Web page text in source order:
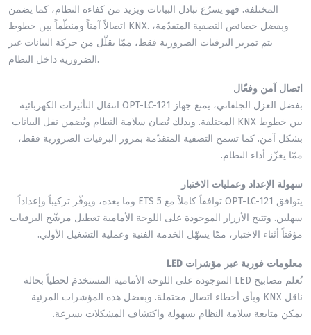
المختلفة. فهو يسرّع تبادل البيانات ويزيد من كفاءة النظام، كما يضمن
اتصالاً آمناً ومنظّماً بين خطوط KNX. وبفضل خصائص التصفية المتقدّمة،
يتم تمرير البرقيات الضرورية فقط، ممّا يقلّل من حركة البيانات غير
الضرورية داخل النظام.
اتصال آمن وفعّال
بفضل العزل الجلفاني، يمنع جهاز OPT-LC-121 انتقال التأثيرات الكهربائية
بين خطوط KNX المختلفة. وبذلك تُصان سلامة النظام ويُضمن نقل البيانات
بشكل آمن. كما تسمح التصفية المتقدّمة بمرور البرقيات الضرورية فقط،
ممّا يعزّز أداء النظام.
سهولة الإعداد وعمليات الاختبار
يتوافق OPT-LC-121 توافقاً كاملاً مع ETS 5 وما بعده، ويوفّر تركيباً وإعداداً
سهلين. وتتيح الأزرار الموجودة على اللوحة الأمامية تعطيل مرشّح البرقيات
مؤقتاً أثناء الاختبار، ممّا يسهّل الخدمة الفنية وعملية التشغيل الأولي.
معلومات فورية عبر مؤشرات LED
تُعلم مصابيح LED الموجودة على اللوحة الأمامية المستخدمَ لحظياً بحالة
ناقل KNX وبأي أخطاء اتصال محتملة. وبفضل هذه المؤشرات المرئية
يمكن متابعة سلامة النظام بسهولة واكتشاف المشكلات بسرعة.